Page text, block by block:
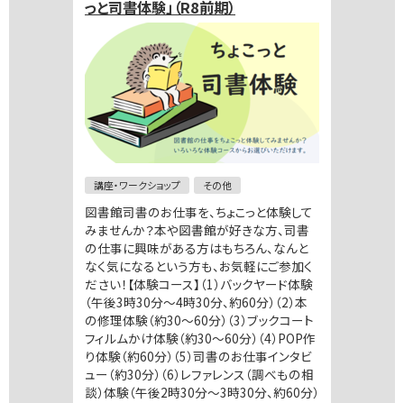
っと司書体験」（R8前期）
講座・ワークショップ その他
図書館司書のお仕事を、ちょこっと体験して
みませんか？本や図書館が好きな方、司書
の仕事に興味がある方はもちろん、なんと
なく気になるという方も、お気軽にご参加く
ださい！【体験コース】（1）バックヤード体験
（午後3時30分～4時30分、約60分）（2）本
の修理体験（約30～60分）（3）ブックコート
フィルムかけ体験（約30～60分）（4）POP作
り体験（約60分）（5）司書のお仕事インタビ
ュー（約30分）（6）レファレンス（調べもの相
談）体験（午後2時30分～3時30分、約60分）